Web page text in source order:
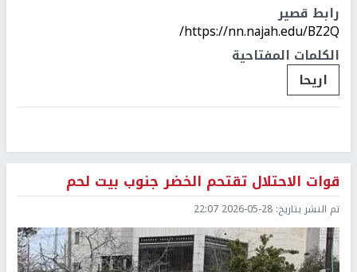
رابط قصير
https://nn.najah.edu/BZ2Q/
الكلمات المفتاحية
اريحا
قوات الاحتلال تقتحم الخضر جنوب بيت لحم
تم النشر بتاريخ: 2026-05-28 22:07